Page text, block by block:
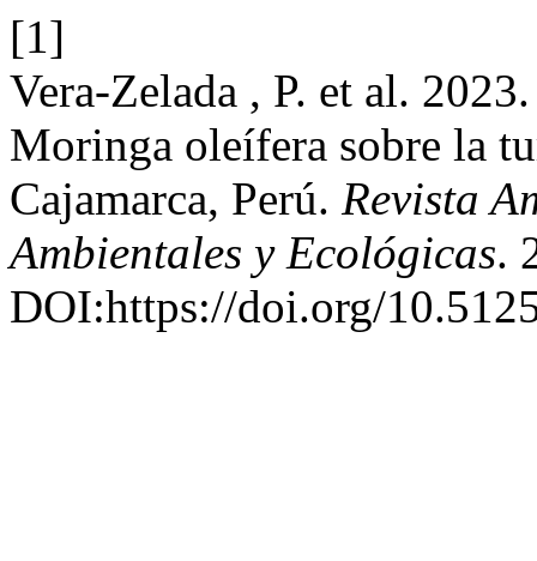
[1]
Vera-Zelada , P. et al.
Moringa oleífera sobre la
Cajamarca, Perú. Revista
Ambientales y Ecológicas.
DOI:https://doi.org/